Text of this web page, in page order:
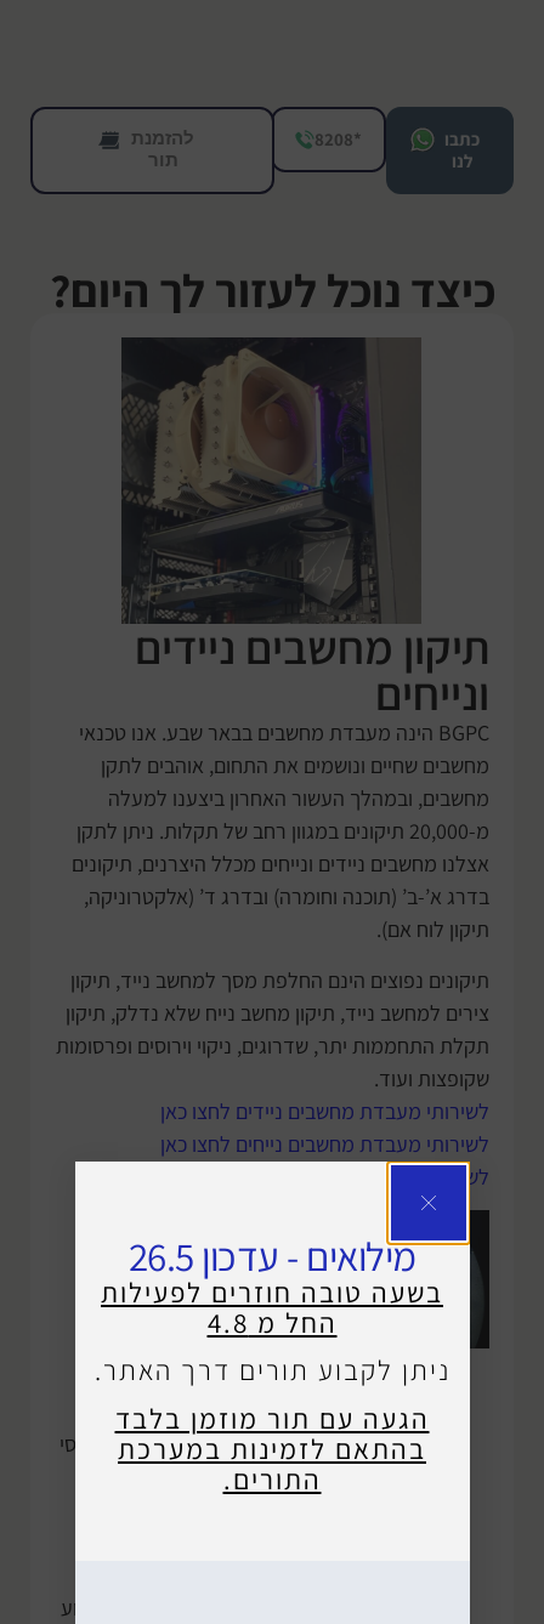
כתבו
לנו
*8208 להזמנת
תור
כיצד נוכל לעזור לך היום?
תיקון מחשבים ניידים
ונייחים
BGPC הינה מעבדת מחשבים בבאר שבע. אנו טכנאי
מחשבים שחיים ונושמים את התחום, אוהבים לתקן
מחשבים, ובמהלך העשור האחרון ביצענו למעלה
מ-20,000 תיקונים במגוון רחב של תקלות. ניתן לתקן
אצלנו מחשבים ניידים ונייחים מכלל היצרנים, תיקונים
בדרג א’-ב’ (תוכנה וחומרה) ובדרג ד’ (אלקטרוניקה,
תיקון לוח אם).
תיקונים נפוצים הינם החלפת מסך למחשב נייד, תיקון
צירים למחשב נייד, תיקון מחשב נייח שלא נדלק, תיקון
תקלת התחממות יתר, שדרוגים, ניקוי וירוסים ופרסומות
שקופצות ועוד.
לשירותי מעבדת מחשבים ניידים לחצו כאן
לשירותי מעבדת מחשבים נייחים לחצו כאן
לשירותי מעבדה למחשבי Mac לחצו כאן
תיקון
אייפון,
גלקסי,
שיומי ועוד
מחפשים תיקון אייפון
בבאר שבע? תיקון גלקסי
או שיומי בבאר שבע?
משמעות קריטית לביצוע
מילואים - עדכון 26.5
בשעה טובה חוזרים לפעילות
החל מ 4.8
ניתן לקבוע תורים דרך האתר.
הגעה עם תור מוזמן בלבד
בהתאם לזמינות במערכת
התורים.